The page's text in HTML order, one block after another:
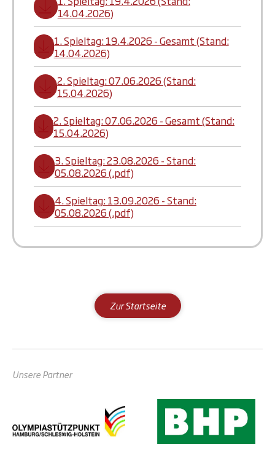
14.04.2026)
1. Spieltag: 19.4.2026 - Gesamt (Stand:
14.04.2026)
2. Spieltag: 07.06.2026 (Stand:
15.04.2026)
2. Spieltag: 07.06.2026 - Gesamt (Stand:
15.04.2026)
3. Spieltag: 23.08.2026 - Stand:
05.08.2026 (.pdf)
4. Spieltag: 13.09.2026 - Stand:
05.08.2026 (.pdf)
Zur Startseite
Unsere Partner